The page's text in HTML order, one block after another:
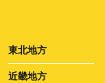
東北地方
近畿地方